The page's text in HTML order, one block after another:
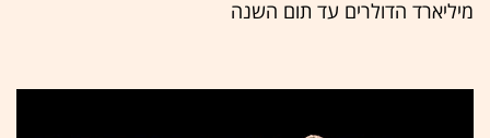
מיליארד הדולרים עד תום השנה